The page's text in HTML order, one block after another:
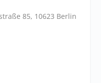
85, 10623 Berlin